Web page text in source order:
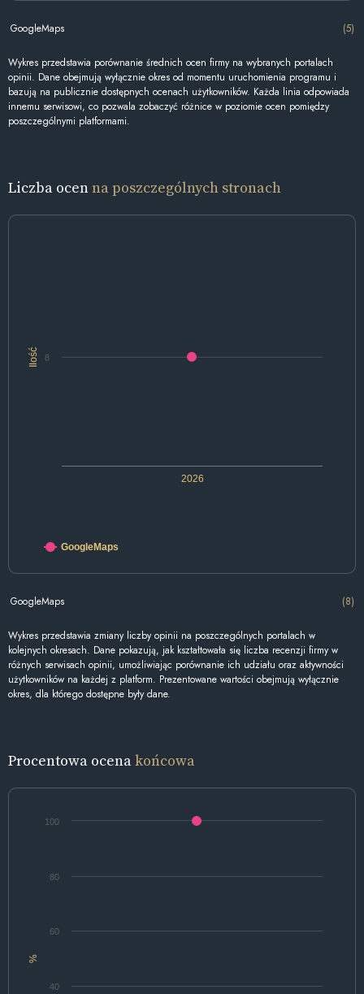
GoogleMaps (5)
Wykres przedstawia porównanie średnich ocen firmy na wybranych portalach
opinii. Dane obejmują wyłącznie okres od momentu uruchomienia programu i
bazują na publicznie dostępnych ocenach użytkowników. Każda linia odpowiada
innemu serwisowi, co pozwala zobaczyć różnice w poziomie ocen pomiędzy
poszczególnymi platformami.
Liczba ocenna poszczególnych stronach
Ilość
2026
8
GoogleMaps
GoogleMaps (8)
Wykres przedstawia zmiany liczby opinii na poszczególnych portalach w
kolejnych okresach. Dane pokazują, jak kształtowała się liczba recenzji firmy w
różnych serwisach opinii, umożliwiając porównanie ich udziału oraz aktywności
użytkowników na każdej z platform. Prezentowane wartości obejmują wyłącznie
okres, dla którego dostępne były dane.
Procentowa ocenakońcowa
%
40
60
80
100